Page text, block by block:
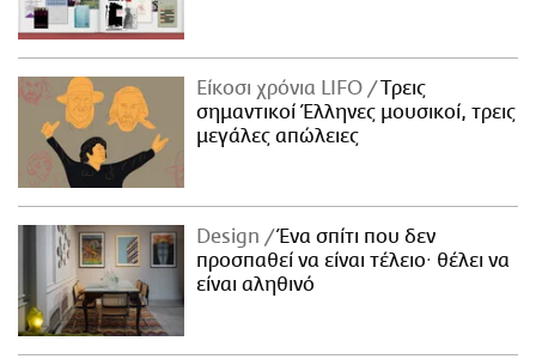
Είκοσι χρόνια LIFO
Tρεις
σημαντικοί Έλληνες μουσικοί, τρεις
μεγάλες απώλειες
Design
Ένα σπίτι που δεν
προσπαθεί να είναι τέλειο· θέλει να
είναι αληθινό